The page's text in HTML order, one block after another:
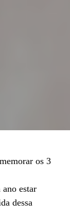
os 3
estar
dessa